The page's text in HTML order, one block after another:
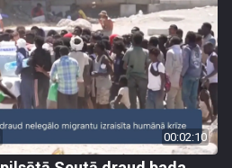
00:02:10